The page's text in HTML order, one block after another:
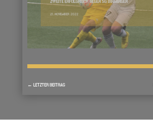
ZWEITE ERFOLGREICH GEGEN SG DIRMINGEN
21. NOVEMBER 2022
← LETZTER BEITRAG